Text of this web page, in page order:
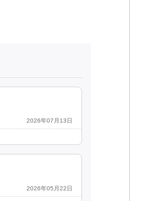
2026年07月13日
2026年05月22日